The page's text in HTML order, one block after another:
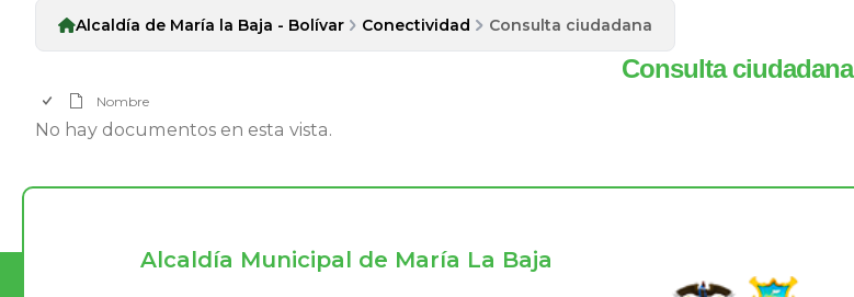
Alcaldía de María la Baja - Bolívar Conectividad Consulta ciudadana
Consulta ciudadana
Nombre
No hay documentos en esta vista.
Alcaldía Municipal de María La Baja